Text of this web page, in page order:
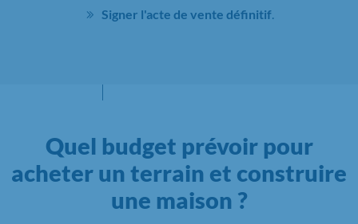
Signer l'acte de vente définitif
Quel budget prévoir pour
acheter un terrain et construire
une maison ?